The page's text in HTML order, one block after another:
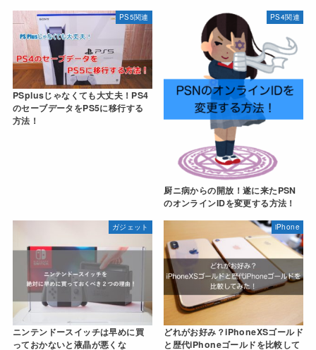
PS5関連
PSplusじゃなくても大丈夫！PS4
のセーブデータをPS5に移行する
方法！
PS4関連
厨ニ病からの開放！遂に来たPSN
のオンラインIDを変更する方法！
ガジェット
ニンテンドースイッチは早めに買
っておかないと液晶が悪くな
iPhone
どれがお好み？iPhoneXSゴールド
と歴代iPhoneゴールドを比較して